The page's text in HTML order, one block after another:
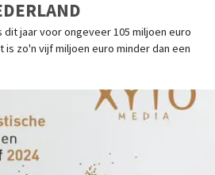
dit jaar voor ongeveer 105 miljoen euro
is zo'n vijf miljoen euro minder dan een